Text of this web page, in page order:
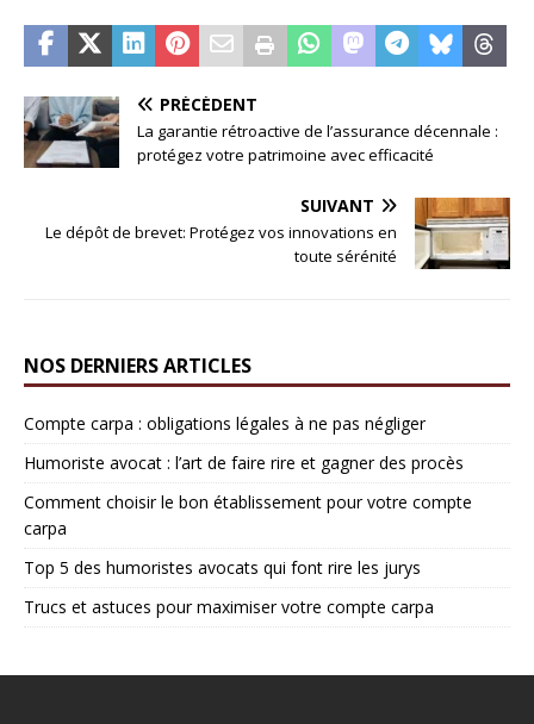
PRÉCÉDENT
La garantie rétroactive de l’assurance décennale :
protégez votre patrimoine avec efficacité
SUIVANT
Le dépôt de brevet: Protégez vos innovations en
toute sérénité
NOS DERNIERS ARTICLES
Compte carpa : obligations légales à ne pas négliger
Humoriste avocat : l’art de faire rire et gagner des procès
Comment choisir le bon établissement pour votre compte
carpa
Top 5 des humoristes avocats qui font rire les jurys
Trucs et astuces pour maximiser votre compte carpa